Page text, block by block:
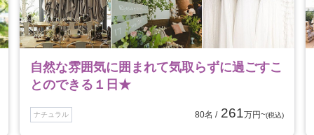
自然な雰囲気に囲まれて気取らずに過ごすこ
とのできる１日★
ナチュラル 80名 /261万円~(税込)